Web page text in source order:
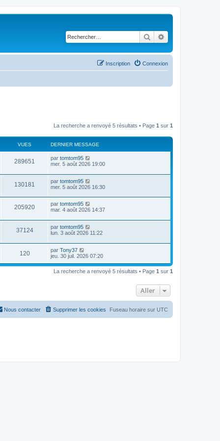
Rechercher
Connexion
Inscription
La recherche a renvoyé 5 résultats • Page 1 sur 1
VUES DERNIER MESSAGE
289651
u
s
D
e
n
i
e
m
e
s
a
g
e
par tomtom95
mer. 5 août 2026 19:00
130181
u
e
s
D
e
n
i
e
m
e
s
a
g
e
par tomtom95
mer. 5 août 2026 16:30
205920V
u
s
D
e
n
i
e
m
e
s
s
par tomtom95
mar. 4 août 2026 14:37
37124V
u
s
D
e
n
i
e
m
par tomtom95
lun. 3 août 2026 11:22
120V
u
D
e
n
s
s
par Tony37
jeu. 30 juil. 2026 07:20
La recherche a renvoyé 5 résultats • Page 1 sur 1
Aller
Fuseau horaire sur UTC
Supprimer les cookies
Nous contacter